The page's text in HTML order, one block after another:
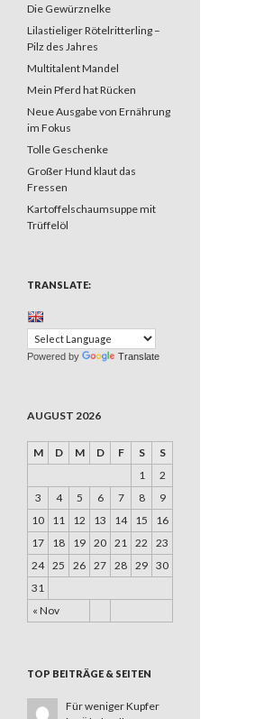
Die Gewürznelke
Lilastieliger Rötelritterling –
Pilz des Jahres
Multitalent Mandel
Mein Pferd hat Rücken
Neue Ausgabe von Ernährung
im Fokus
Tolle Geschenke
Großer Hund klaut das
Fressen
Kartoffelschaumsuppe mit
Trüffelöl
TRANSLATE:
Powered by Translate
AUGUST 2026
M D M D F S S
« Nov
1
2
3
4 5 6 7 8
9
10
11 12 13 14 15
16
17
18 19 20 21 22
23
24 25 26 27 28 29 30
31
TOP BEITRÄGE & SEITEN
Für weniger Kupfer